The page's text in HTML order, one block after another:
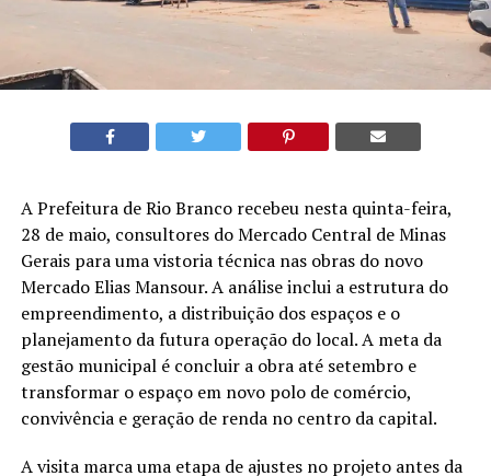
A Prefeitura de Rio Branco recebeu nesta quinta-feira,
28 de maio, consultores do Mercado Central de Minas
Gerais para uma vistoria técnica nas obras do novo
Mercado Elias Mansour. A análise inclui a estrutura do
empreendimento, a distribuição dos espaços e o
planejamento da futura operação do local. A meta da
gestão municipal é concluir a obra até setembro e
transformar o espaço em novo polo de comércio,
convivência e geração de renda no centro da capital.
A visita marca uma etapa de ajustes no projeto antes da